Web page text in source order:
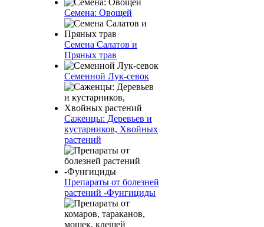
Семена: Овощей
Семена Салатов и
Пряных трав
Семенной Лук-севок
Саженцы: Деревьев и
кустарников, Хвойных
растений
Препараты от болезней
растений -Фунгициды